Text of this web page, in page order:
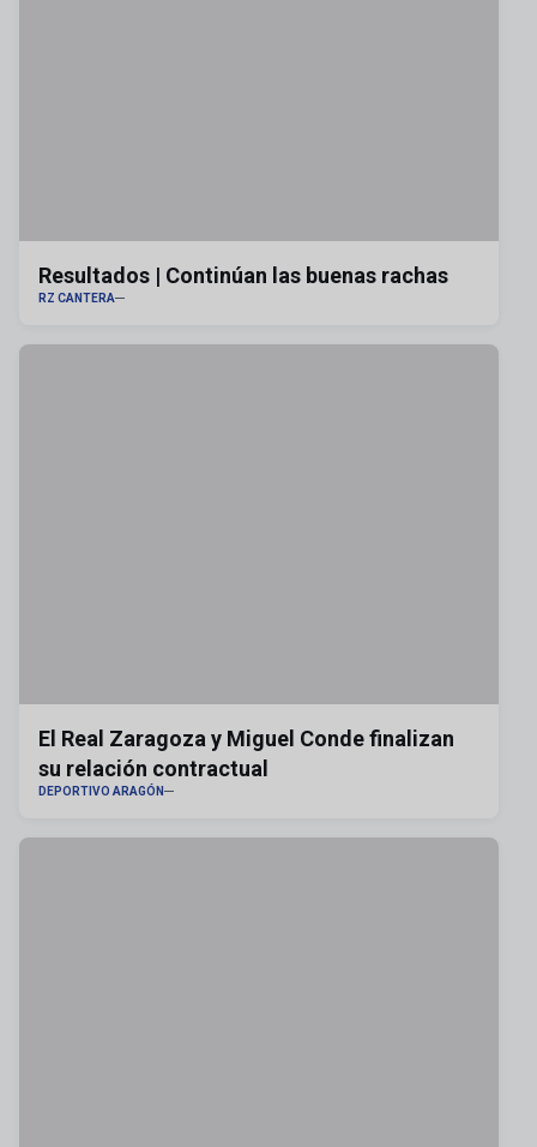
Resultados | Continúan las buenas rachas
RZ CANTERA
El Real Zaragoza y Miguel Conde finalizan
su relación contractual
DEPORTIVO ARAGÓN